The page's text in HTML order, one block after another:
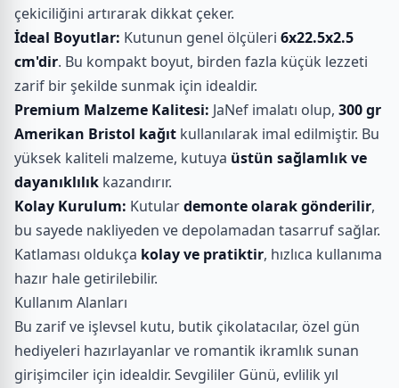
çekiciliğini artırarak dikkat çeker.
İdeal Boyutlar: Kutunun genel ölçüleri 6x22.5x2.5
cm'dir. Bu kompakt boyut, birden fazla küçük lezzeti
zarif bir şekilde sunmak için idealdir.
Premium Malzeme Kalitesi: JaNef imalatı olup, 300 gr
Amerikan Bristol kağıt kullanılarak imal edilmiştir. Bu
yüksek kaliteli malzeme, kutuya üstün sağlamlık ve
dayanıklılık kazandırır.
Kolay Kurulum: Kutulardemonte olarak gönderilir,
bu sayede nakliyeden ve depolamadan tasarruf sağlar.
Katlaması oldukça kolay ve pratiktir, hızlıca kullanıma
hazır hale getirilebilir.
Kullanım Alanları
Bu zarif ve işlevsel kutu, butik çikolatacılar, özel gün
hediyeleri hazırlayanlar ve romantik ikramlık sunan
girişimciler için idealdir. Sevgililer Günü, evlilik yıl